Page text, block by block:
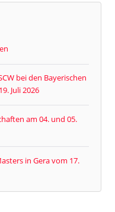
bei den Bayerischen
Juli 2026
am 04. und 05.
in Gera vom 17.